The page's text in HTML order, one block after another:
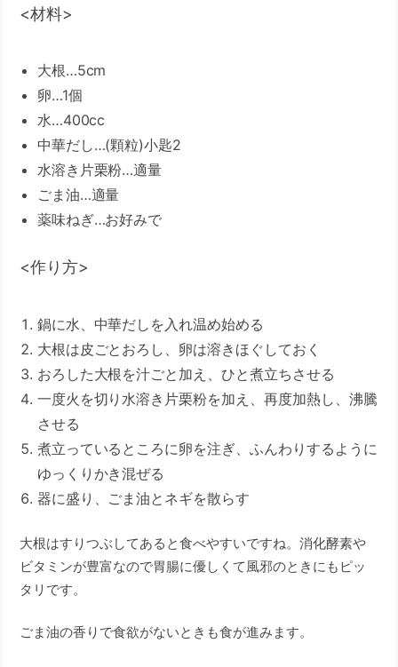
<材料>
大根…5cm
卵…1個
水…400cc
中華だし…(顆粒)小匙2
水溶き片栗粉…適量
ごま油…適量
薬味ねぎ…お好みで
<作り方>
鍋に水、中華だしを入れ温め始める
大根は皮ごとおろし、卵は溶きほぐしておく
おろした大根を汁ごと加え、ひと煮立ちさせる
一度火を切り水溶き片栗粉を加え、再度加熱し、沸騰
させる
煮立っているところに卵を注ぎ、ふんわりするように
ゆっくりかき混ぜる
器に盛り、ごま油とネギを散らす
大根はすりつぶしてあると食べやすいですね。消化酵素や
ビタミンが豊富なので胃腸に優しくて風邪のときにもピッ
タリです。
ごま油の香りで食欲がないときも食が進みます。